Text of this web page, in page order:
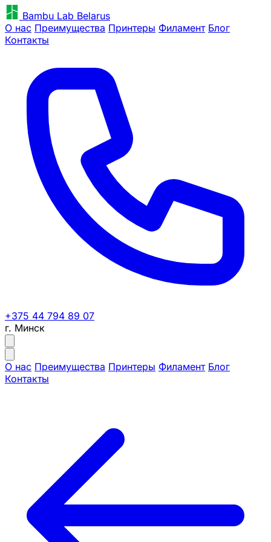
Bambu Lab Belarus
О нас Преимущества Принтеры Филамент Блог
Контакты
+375 44 794 89 07
г. Минск
О нас Преимущества Принтеры Филамент Блог
Контакты